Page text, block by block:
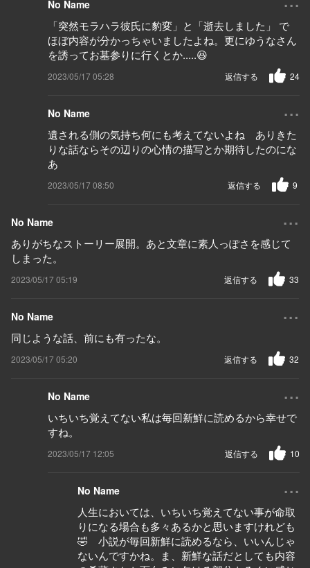
No Name
「突然モラハラ彼氏に豹変」と「逝去しました」 で
ほぼ内容が分かっちゃいましたよね。更にゆうなさん
を誘ってお墓参りに行くとか.....😆
2023/05/17 05:28 24
返信する
No Name ...
遺される側の気持ち何にも考えてないよね ありきた
りな話ならその辺りの心情の描写とか期待したのにな
あ
2023/05/17 08:50 9
返信する
No Name ...
ありがちなストーリー展開。あと文章に素人っぽさを感じて
しまった。
2023/05/17 05:19 33
返信する
No Name ...
同じような話、前にも有ったな。
2023/05/17 05:20 32
返信する
No Name ...
いちいち覚えてない私は毎回新鮮に読めるから幸せで
すね。
2023/05/17 12:05 10
返信する
No Name ...
人生においては、いちいち覚えてない事が命取
りになる場合も多々あるかと思いますけれども
🤣 小説が毎回新鮮に読めるなら、いいんじゃ
ないんですかね。ま、新鮮な話だとしても内容